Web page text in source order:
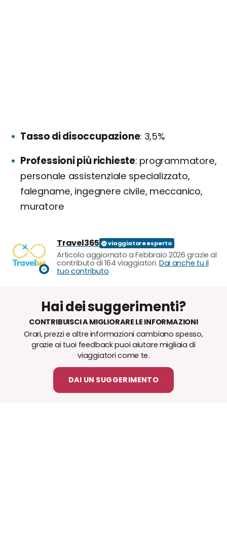
Tasso di disoccupazione 3,5%
Professioni più richieste programmatore,
personale assistenziale specializzato,
falegname, ingegnere civile, meccanico,
muratore
Travel365
Articolo aggiornato a Febbraio 2026 grazie al
contributo di 164 viaggiatori. Dai anche tu il
tuo contributo
Hai dei suggerimenti?
CONTRIBUISCI A MIGLIORARE LE INFORMAZIONI
Orari, prezzi e altre informazioni cambiano spesso,
grazie ai tuoi feedback puoi aiutare migliaia di
viaggiatori come te.
DAI UN SUGGERIMENTO